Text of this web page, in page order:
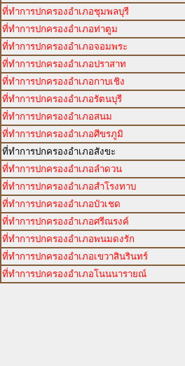
ที่ทำการปกครองอำเภอชุมพลบุรี
ที่ทำการปกครองอำเภอท่าตูม
ที่ทำการปกครองอำเภอจอมพระ
ที่ทำการปกครองอำเภอปราสาท
ที่ทำการปกครองอำเภอกาบเชิง
ที่ทำการปกครองอำเภอรัตนบุรี
ที่ทำการปกครองอำเภอสนม
ที่ทำการปกครองอำเภอศีขรภูมิ
ที่ทำการปกครองอำเภอสังขะ
ที่ทำการปกครองอำเภอลำดวน
ที่ทำการปกครองอำเภอสำโรงทาบ
ที่ทำการปกครองอำเภอบัวเชด
ที่ทำการปกครองอำเภอศรีณรงค์
ที่ทำการปกครองอำเภอพนมดงรัก
ที่ทำการปกครองอำเภอเขวาสินรินทร์
ที่ทำการปกครองอำเภอโนนนารายณ์